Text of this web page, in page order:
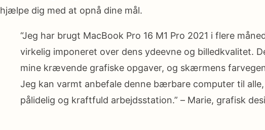
hjælpe dig med at opnå dine mål.
“Jeg har brugt MacBook Pro 16 M1 Pro 2021 i flere
virkelig imponeret over dens ydeevne og billedkvalitet.
mine krævende grafiske opgaver, og skærmens
Jeg kan varmt anbefale denne bærbare computer til
pålidelig og kraftfuld arbejdsstation.” – Marie, grafisk